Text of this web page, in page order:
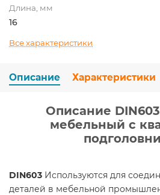
Длина, мм
16
Все характеристики
Описание Характеристики
Описание DIN603
мебельный с
DIN603 Используются для
деталей в мебельной